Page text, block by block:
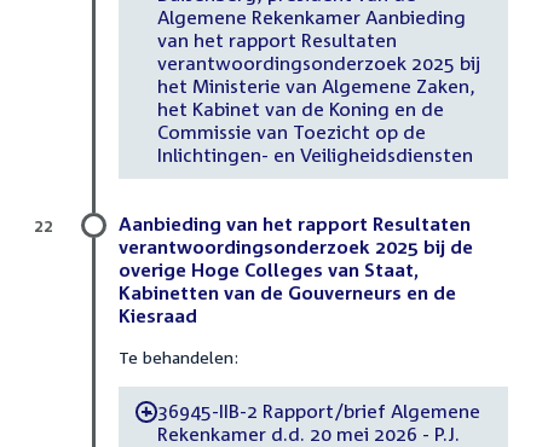
Algemene Rekenkamer Aanbieding
van het rapport Resultaten
verantwoordingsonderzoek 2025 bij
het Ministerie van Algemene Zaken,
het Kabinet van de Koning en de
Commissie van Toezicht op de
Inlichtingen- en Veiligheidsdiensten
Aanbieding van het rapport Resultaten
verantwoordingsonderzoek 2025 bij de
overige Hoge Colleges van Staat,
Kabinetten van de Gouverneurs en de
Kiesraad
Te behandelen:
-36945-IIB-2 Rapport/brief Algemene
Rekenkamer d.d. 20 mei 2026 - P.J.
22